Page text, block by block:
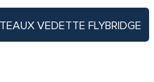
VEDETTE FLYBRIDGE